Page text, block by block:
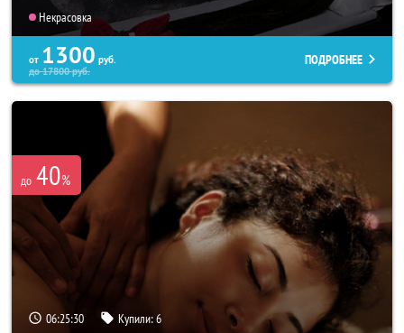
Некрасовка
от 1300 руб.
до17800руб.
ПОДРОБНЕЕ
до 40%
06:25:26 Купили:6